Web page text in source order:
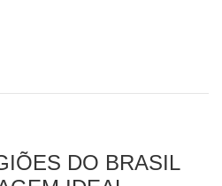
DO BRASIL